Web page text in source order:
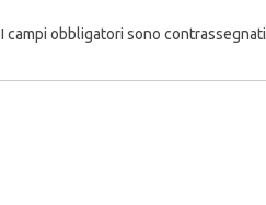
I campi obbligatori sono contrassegnati